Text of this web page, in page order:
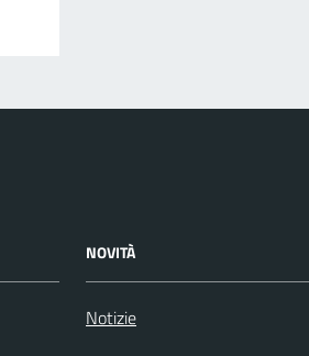
NOVITÀ
Notizie